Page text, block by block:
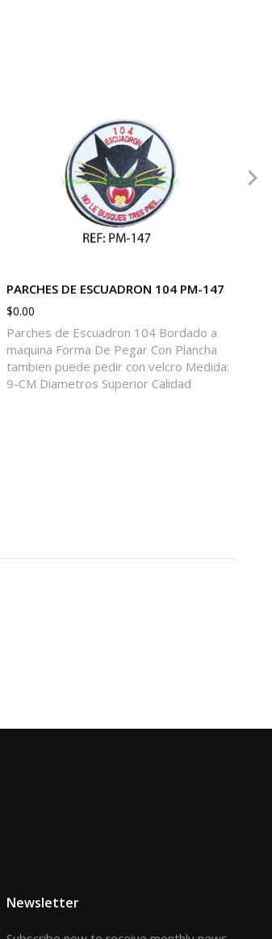
PARCHES DE ESCUADRON 104 PM-147
$0.00
Parches de Escuadron 104 Bordado a
maquina Forma De Pegar Con Plancha
tambien puede pedir con velcro Medida:
9-CM Diametros Superior Calidad
Newsletter